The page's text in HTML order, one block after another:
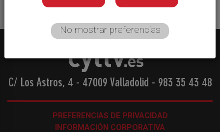
C/ Los Astros, 4 - 47009 Valladolid - 983 35 43 48
PREFERENCIAS DE PRIVACIDAD
INFORMACIÓN CORPORATIVA
No mostrar preferencias